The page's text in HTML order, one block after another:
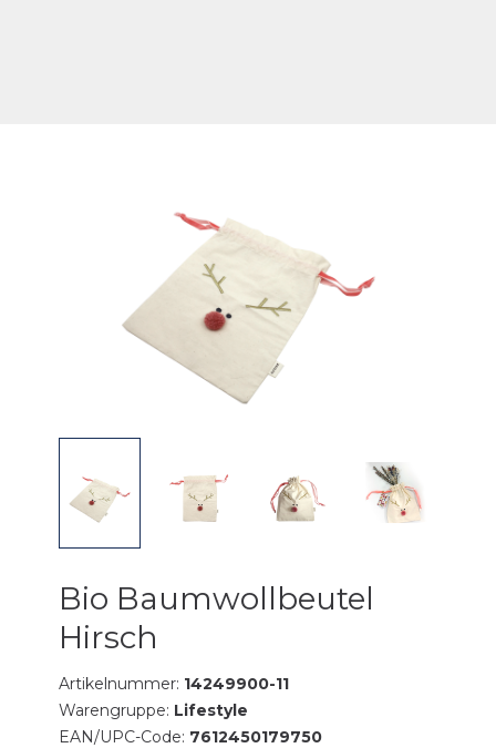
Bio Baumwollbeutel
Hirsch
Artikelnummer: 14249900-11
Warengruppe: Lifestyle
EAN/UPC-Code: 7612450179750